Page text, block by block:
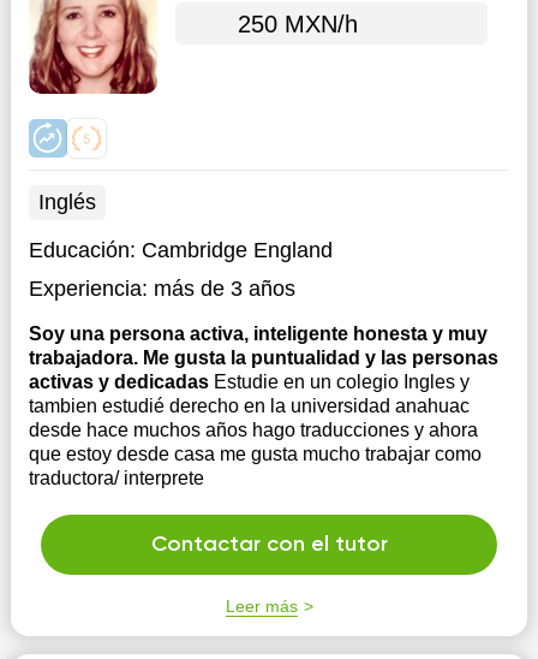
250 MXN/h
Inglés
Educación: Cambridge England
Experiencia: más de 3 años
Soy una persona activa, inteligente honesta y muy
trabajadora. Me gusta la puntualidad y las personas
activas y dedicadas Estudie en un colegio Ingles y
tambien estudié derecho en la universidad anahuac
desde hace muchos años hago traducciones y ahora
que estoy desde casa me gusta mucho trabajar como
traductora/ interprete
Contactar con el tutor
Leer más